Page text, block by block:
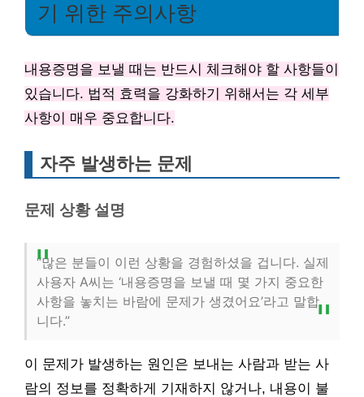
기 위한 주의사항
내용증명을 보낼 때는 반드시 체크해야 할 사항들이
있습니다. 법적 효력을 강화하기 위해서는 각 세부
사항이 매우 중요합니다.
자주 발생하는 문제
문제 상황 설명
“많은 분들이 이런 상황을 경험하셨을 겁니다. 실제
사용자 A씨는 ‘내용증명을 보낼 때 몇 가지 중요한
사항을 놓치는 바람에 문제가 생겼어요’라고 말합
니다.”
이 문제가 발생하는 원인은 보내는 사람과 받는 사
람의 정보를 정확하게 기재하지 않거나, 내용이 불